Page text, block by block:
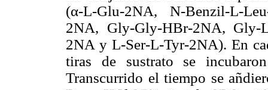
(α-L-Glu-2NA, N-Benzil-L-
2NA, Gly-Gly-HBr-2NA, Gly-
2NA y L-Ser-L-Tyr-2NA). En
tiras de sustrato se
Transcurrido el tiempo se